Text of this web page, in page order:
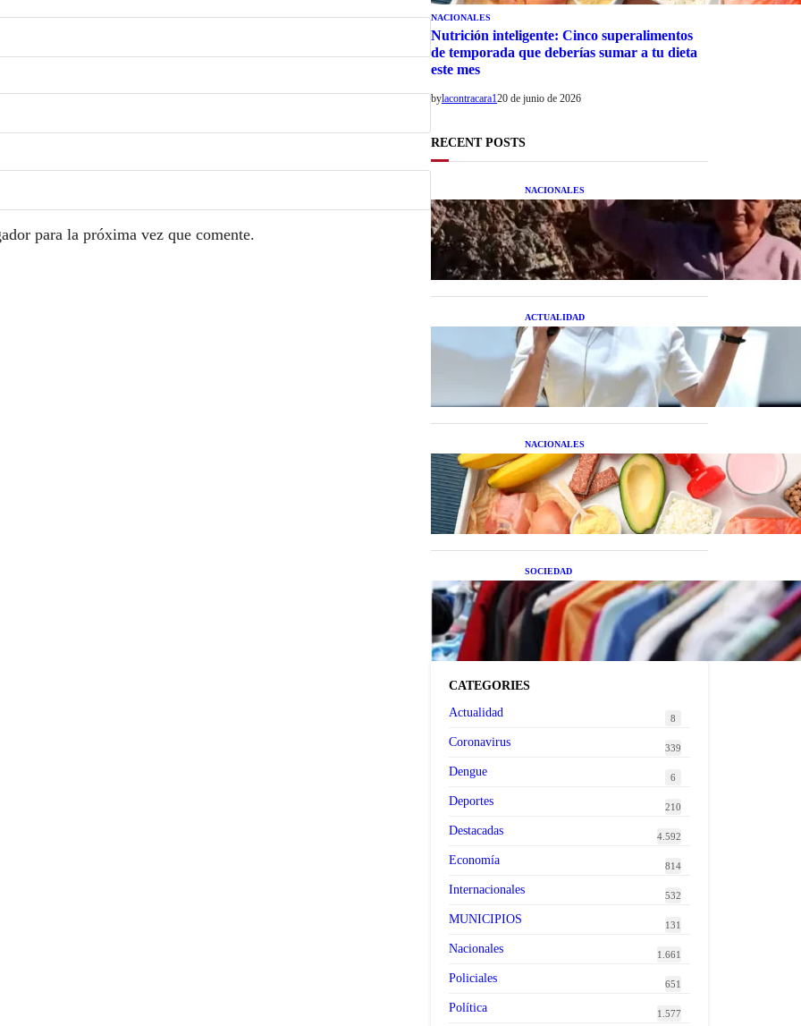
para la próxima vez que comente.
NACIONALES
Nutrición inteligente: Cinco superalimentos
de temporada que deberías sumar a tu dieta
este mes
bylacontracara120 de junio de 2026
RECENT POSTS
NACIONALES
Una mujer asegura haber
peleado con un extraterrestre
cuerpo a cuerpo
ACTUALIDAD
La startup creada por una
salteña que busca resolver el
estrés financiero en
Latinoamérica
NACIONALES
Nutrición inteligente: Cinco
superalimentos de temporada
que deberías sumar a tu dieta
este mes
SOCIEDAD
Las grandes marcas globales
se suman a la tendencia de la
ropa de segunda mano
premium
CATEGORIES
Actualidad
8
Coronavirus 339
Dengue 6
Deportes 210
Destacadas 4.592
Economía 814
Internacionales 532
MUNICIPIOS 131
Nacionales 1.661
Policiales 651
Política 1.577